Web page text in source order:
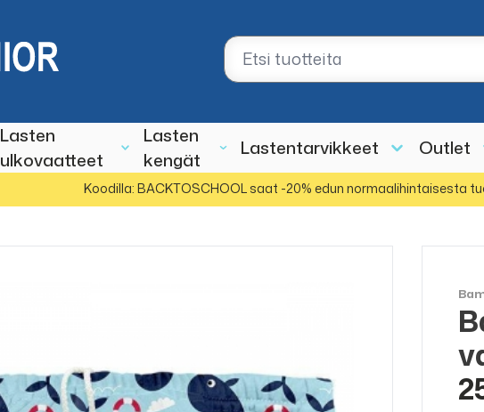
Lasten
ulkovaatteet
Lasten
kengät
Lastentarvikkeet Outlet
Koodilla: BACKTOSCHOOL saat -20% edun normaalihintaisesta